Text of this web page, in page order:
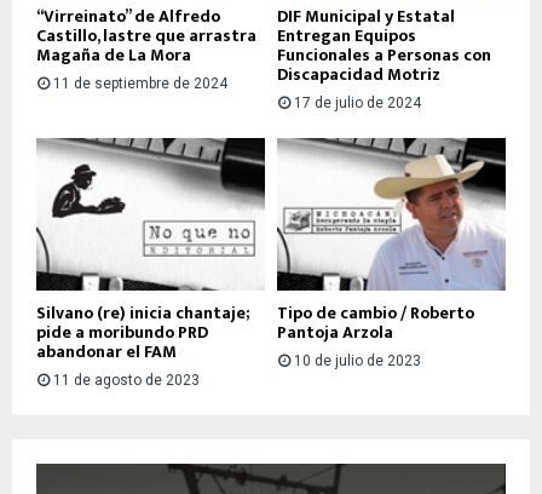
“Virreinato” de Alfredo
Castillo, lastre que arrastra
Magaña de La Mora
11 de septiembre de 2024
DIF Municipal y Estatal
Entregan Equipos
Funcionales a Personas con
Discapacidad Motriz
17 de julio de 2024
Silvano (re) inicia chantaje;
pide a moribundo PRD
abandonar el FAM
11 de agosto de 2023
Tipo de cambio / Roberto
Pantoja Arzola
10 de julio de 2023